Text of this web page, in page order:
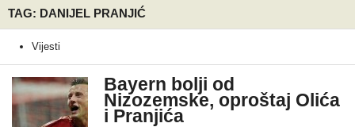
TAG: DANIJEL PRANJIĆ
Vijesti
Bayern bolji od
Nizozemske, oproštaj Olića
i Pranjića